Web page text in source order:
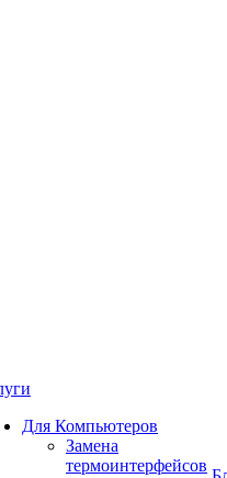
Для Компьютеров
Замена
термоинтерфейсов